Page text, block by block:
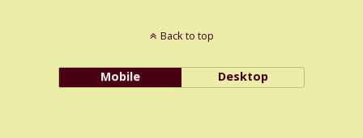
Back to top
Mobile Desktop